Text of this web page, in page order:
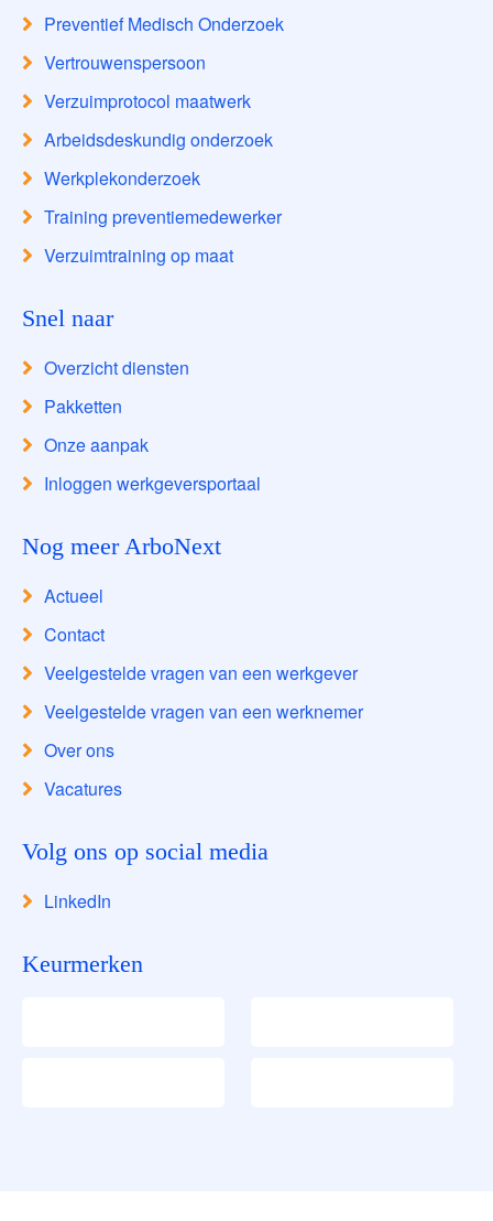
Preventief Medisch Onderzoek
Vertrouwenspersoon
Verzuimprotocol maatwerk
Arbeidsdeskundig onderzoek
Werkplekonderzoek
Training preventiemedewerker
Verzuimtraining op maat
Snel naar
Overzicht diensten
Pakketten
Onze aanpak
Inloggen werkgeversportaal
Nog meer ArboNext
Actueel
Contact
Veelgestelde vragen van een werkgever
Veelgestelde vragen van een werknemer
Over ons
Vacatures
Volg ons op social media
LinkedIn
Keurmerken